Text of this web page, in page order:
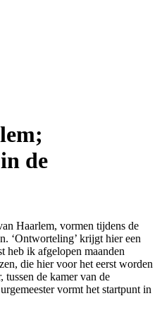
de
Haarlem, vormen tijdens de
‘Ontworteling’ krijgt hier een
heb ik afgelopen maanden
die hier voor het eerst worden
tussen de kamer van de
vormt het startpunt in